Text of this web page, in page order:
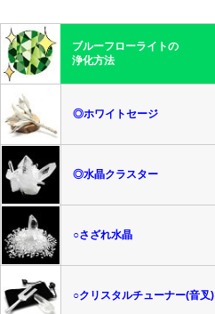
ブルーフローライトの
浄化方法
◎ホワイトセージ
◎水晶クラスター
○さざれ水晶
○クリスタルチューナー(音叉)